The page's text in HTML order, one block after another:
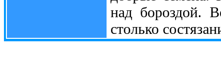
над бороздой.
столько